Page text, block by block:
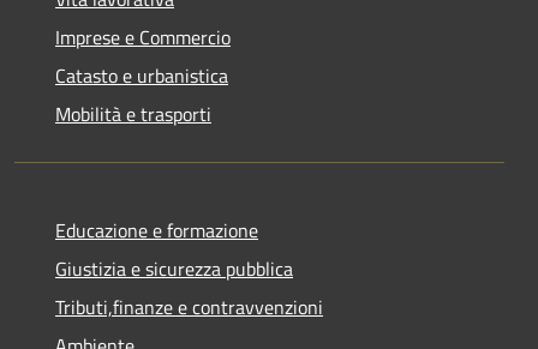
Imprese e Commercio
Catasto e urbanistica
Mobilità e trasporti
Educazione e formazione
Giustizia e sicurezza pubblica
Tributi,finanze e contravvenzioni